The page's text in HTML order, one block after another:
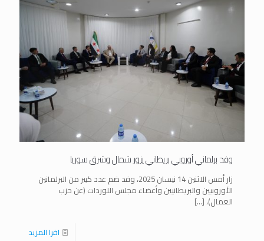
وفد برلماني أوروبي بريطاني يزور شمال وشرق سوريا
زار أمس الاثنين 14 نيسان 2025، وفد ضم عدد كبير من البرلمانين
الأوروبيين والبريطانيين وأعضاء مجلس اللوردات (عن حزب
العمال)،[…]
اقرا المزيد